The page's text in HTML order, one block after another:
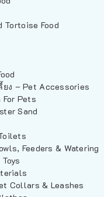
Tortoise Food
ง – Pet Accessories
Pets
Sand
Feeders & Watering
Collars & Leashes